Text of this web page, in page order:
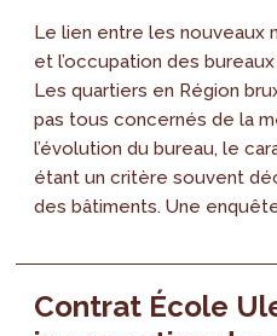
Le lien entre les nouveaux
et l’occupation des bureaux
Les quartiers en Région
pas tous concernés de la
l’évolution du bureau, le
étant un critère souvent
des bâtiments. Une
Contrat École